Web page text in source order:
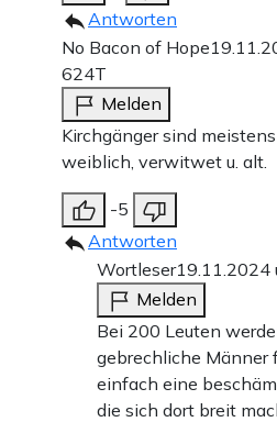
Antworten
No Bacon of Hope
624T
Melden
Kirchgänger sind meistens
weiblich, verwitwet u. alt.
-5
Antworten
Wortleser19.11.2024
Melden
Bei 200 Leuten
gebrechliche Männer
einfach eine
die sich dort breit